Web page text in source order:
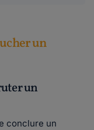
un
un
conclure un